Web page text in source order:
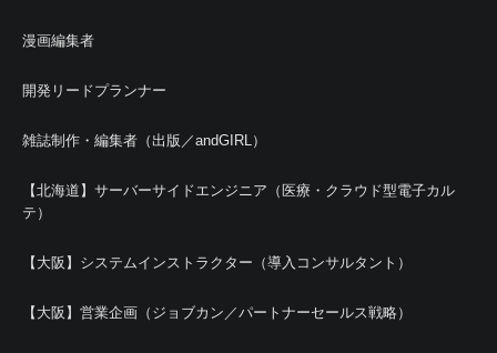
漫画編集者
開発リードプランナー
雑誌制作・編集者（出版／andGIRL）
【北海道】サーバーサイドエンジニア（医療・クラウド型電子カル
テ）
【大阪】システムインストラクター（導入コンサルタント）
【大阪】営業企画（ジョブカン／パートナーセールス戦略）